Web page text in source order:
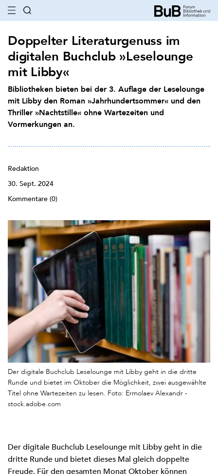
Doppelter Literaturgenuss im
digitalen Buchclub »Leselounge
mit Libby«
Bibliotheken bieten bei der 3. Auflage der Leselounge
mit Libby den Roman »Jahrhundertsommer« und den
Thriller »Nachtstille« ohne Wartezeiten und
Vormerkungen an.
Redaktion
30. Sept. 2024
Kommentare (0)
Der digitale Buchclub Leselounge mit Libby geht in die dritte
Runde und bietet im Oktober die Möglichkeit, zwei ausgewählte
Titel ohne Wartezeiten zu lesen. Foto: Ermolaev Alexandr -
stock.adobe.com
Der digitale Buchclub Leselounge mit Libby geht in die
dritte Runde und bietet dieses Mal gleich doppelte
Freude. Für den gesamten Monat Oktober können